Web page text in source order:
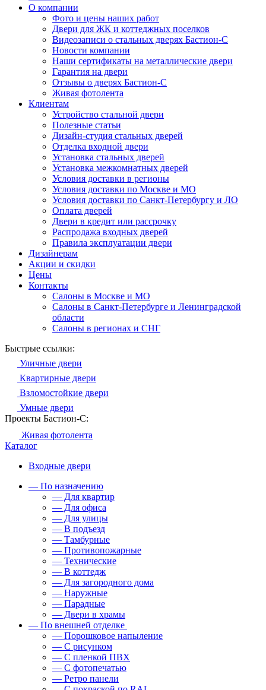
О компании
Фото и цены наших работ
Двери для ЖК и коттеджных поселков
Видеозаписи о стальных дверях Бастион-С
Новости компании
Наши сертификаты на металлические двери
Гарантия на двери
Отзывы о дверях Бастион-С
Живая фотолента
Клиентам
Устройство стальной двери
Полезные статьи
Дизайн-студия стальных дверей
Отделка входной двери
Установка стальных дверей
Установка межкомнатных дверей
Условия доставки в регионы
Условия доставки по Москве и МО
Условия доставки по Санкт-Петербургу и ЛО
Оплата дверей
Двери в кредит или рассрочку
Распродажа входных дверей
Правила эксплуатации двери
Дизайнерам
Акции и скидки
Цены
Контакты
Салоны в Москве и МО
Салоны в Санкт-Петербурге и Ленинградской
области
Салоны в регионах и СНГ
Быстрые ссылки:
Уличные двери
Квартирные двери
Взломостойкие двери
Умные двери
Проекты Бастион-С:
Живая фотолента
Каталог
Входные двери
— По назначению
— Для квартир
— Для офиса
— Для улицы
— В подъезд
— Тамбурные
— Противопожарные
— Технические
— В коттедж
— Для загородного дома
— Наружные
— Парадные
— Двери в храмы
— По внешней отделке
— Порошковое напыление
— С рисунком
— С пленкой ПВХ
— С фотопечатью
— Ретро панели